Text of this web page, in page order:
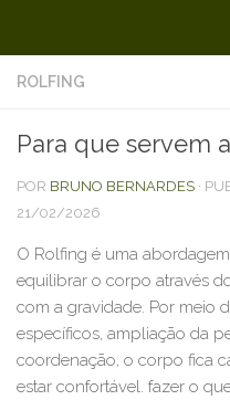
ROLFING
Para que servem
POR BRUNO BERNARDES ·
21/02/2026
O Rolfing é uma
equilibrar o corpo através
com a gravidade. Por meio
específicos, ampliação da
coordenação, o corpo fica
estar confortável. fazer o